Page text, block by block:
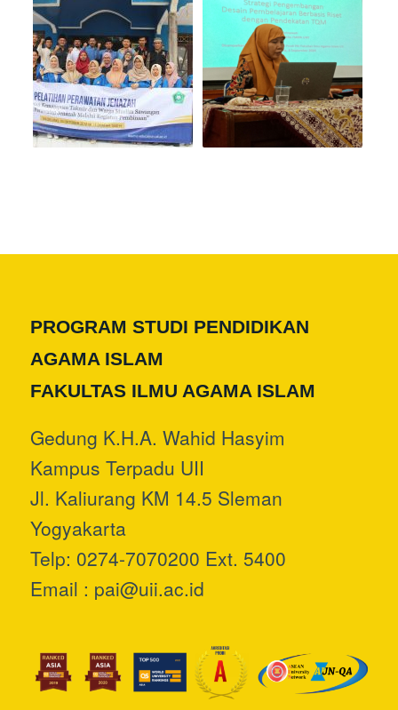
PROGRAM STUDI PENDIDIKAN
AGAMA ISLAM
FAKULTAS ILMU AGAMA ISLAM
Gedung K.H.A. Wahid Hasyim
Kampus Terpadu UII
Jl. Kaliurang KM 14.5 Sleman
Yogyakarta
Telp: 0274-7070200 Ext. 5400
Email : pai@uii.ac.id